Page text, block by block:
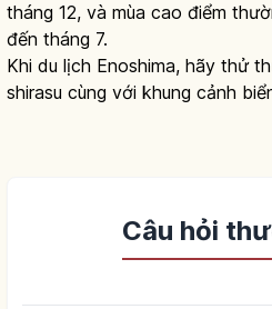
tháng 12, và mùa cao điểm
đến tháng 7.
Khi du lịch Enoshima, hãy thử
shirasu cùng với khung cảnh
Câu hỏi